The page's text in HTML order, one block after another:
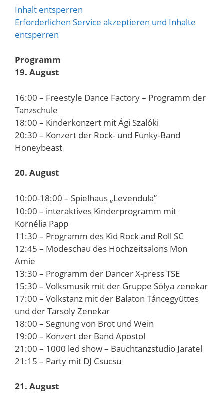
Inhalt entsperren
Erforderlichen Service akzeptieren und Inhalte
entsperren
Programm
19. August
16:00 – Freestyle Dance Factory – Programm der
Tanzschule
18:00 – Kinderkonzert mit Ági Szalóki
20:30 – Konzert der Rock- und Funky-Band
Honeybeast
20. August
10:00-18:00 – Spielhaus „Levendula”
10:00 – interaktives Kinderprogramm mit
Kornélia Papp
11:30 – Programm des Kid Rock and Roll SC
12:45 – Modeschau des Hochzeitsalons Mon
Amie
13:30 – Programm der Dancer X-press TSE
15:30 – Volksmusik mit der Gruppe Sólya zenekar
17:00 – Volkstanz mit der Balaton Táncegyüttes
und der Tarsoly Zenekar
18:00 – Segnung von Brot und Wein
19:00 – Konzert der Band Apostol
21:00 – 1000 led show – Bauchtanzstudio Jaratel
21:15 – Party mit DJ Csucsu
21. August